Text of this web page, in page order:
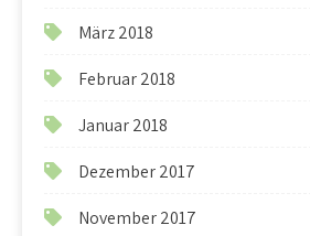
März 2018
Februar 2018
Januar 2018
Dezember 2017
November 2017